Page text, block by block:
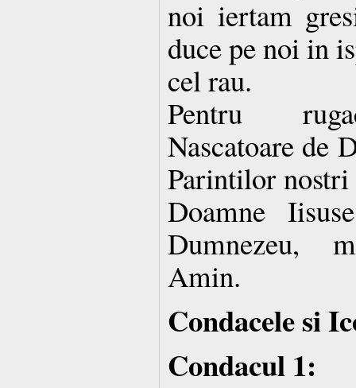
noi iertam
duce pe noi in
cel rau.
Pentru
Nascatoare de
Parintilor
Doamne
Dumnezeu,
Amin.
Condacele si
Condacul 1: